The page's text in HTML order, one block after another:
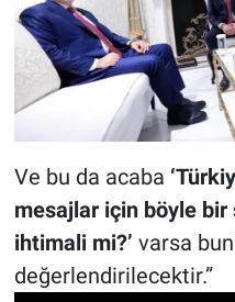
Ve bu da acaba
mesajlar için böyle bir
ihtimali mi?’ varsa
değerlendirilecektir.”